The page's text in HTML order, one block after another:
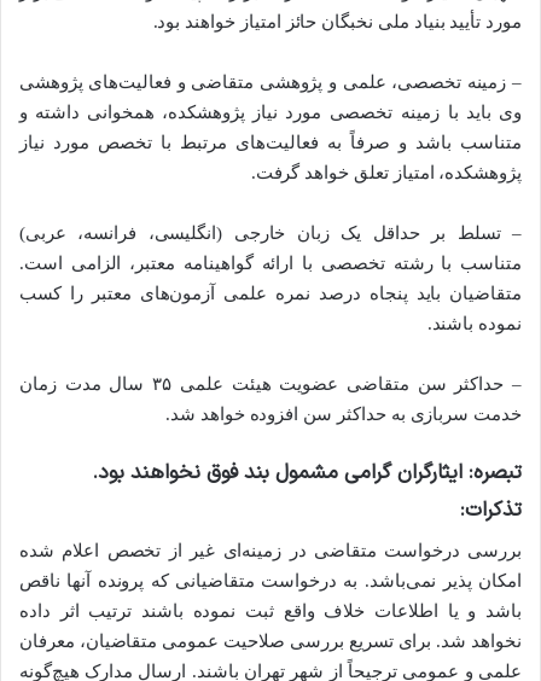
مورد تأیید بنیاد ملی نخبگان حائز امتیاز خواهند بود.
– زمینه تخصصی، علمی و پژوهشی متقاضی و فعالیت‌های پژوهشی
وی باید با زمینه تخصصی مورد نیاز پژوهشکده، همخوانی داشته و
متناسب باشد و صرفاً به فعالیت‌های مرتبط با تخصص مورد نیاز
پژوهشکده، امتیاز تعلق خواهد گرفت.
– تسلط بر حداقل یک زبان خارجی (انگلیسی، فرانسه، عربی)
متناسب با رشته تخصصی با ارائه گواهینامه معتبر، الزامی است.
متقاضیان باید پنجاه درصد نمره علمی آزمون‌های معتبر را کسب
نموده باشند.
– حداکثر سن متقاضی عضویت هیئت علمی ۳۵ سال مدت زمان
خدمت سربازی به حداکثر سن افزوده خواهد شد.
تبصره: ایثارگران گرامی مشمول بند فوق نخواهند بود.
تذکرات:
بررسی درخواست متقاضی در زمینه‌ای غیر از تخصص اعلام شده
امکان پذیر نمی‌باشد. به درخواست متقاضیانی که پرونده آنها ناقص
باشد و یا اطلاعات خلاف واقع ثبت نموده باشند ترتیب اثر داده
نخواهد شد. برای تسریع بررسی صلاحیت عمومی متقاضیان، معرفان
علمی و عمومی ترجیحاً از شهر تهران باشند. ارسال مدارک هیچ‌گونه